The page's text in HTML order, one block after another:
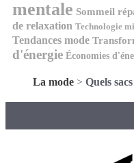
mentale Sommeil
de relaxation Technologie
Tendances mode
d'énergie Économies
La mode > Quels